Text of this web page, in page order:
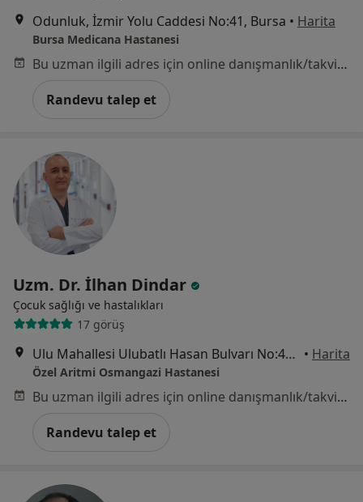
Odunluk, İzmir Yolu Caddesi No:41, Bursa • Harita
Bursa Medicana Hastanesi
Bu uzman ilgili adres için online danışmanlık/takvim sunmuyor.
Randevu talep et
Uzm. Dr. İlhan Dindar
Çocuk sağlığı ve hastalıkları
17 görüş
Ulu Mahallesi Ulubatlı Hasan Bulvarı No:48-62, Osmangazi • Harita
Özel Aritmi Osmangazi Hastanesi
Bu uzman ilgili adres için online danışmanlık/takvim sunmuyor.
Randevu talep et